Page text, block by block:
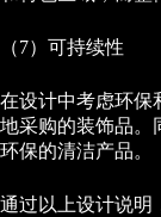
（7）可持续性
在设计中考虑环保
地采购的装饰品。
环保的清洁产品。
通过以上设计说明